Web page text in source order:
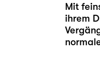
Mit
ihrem